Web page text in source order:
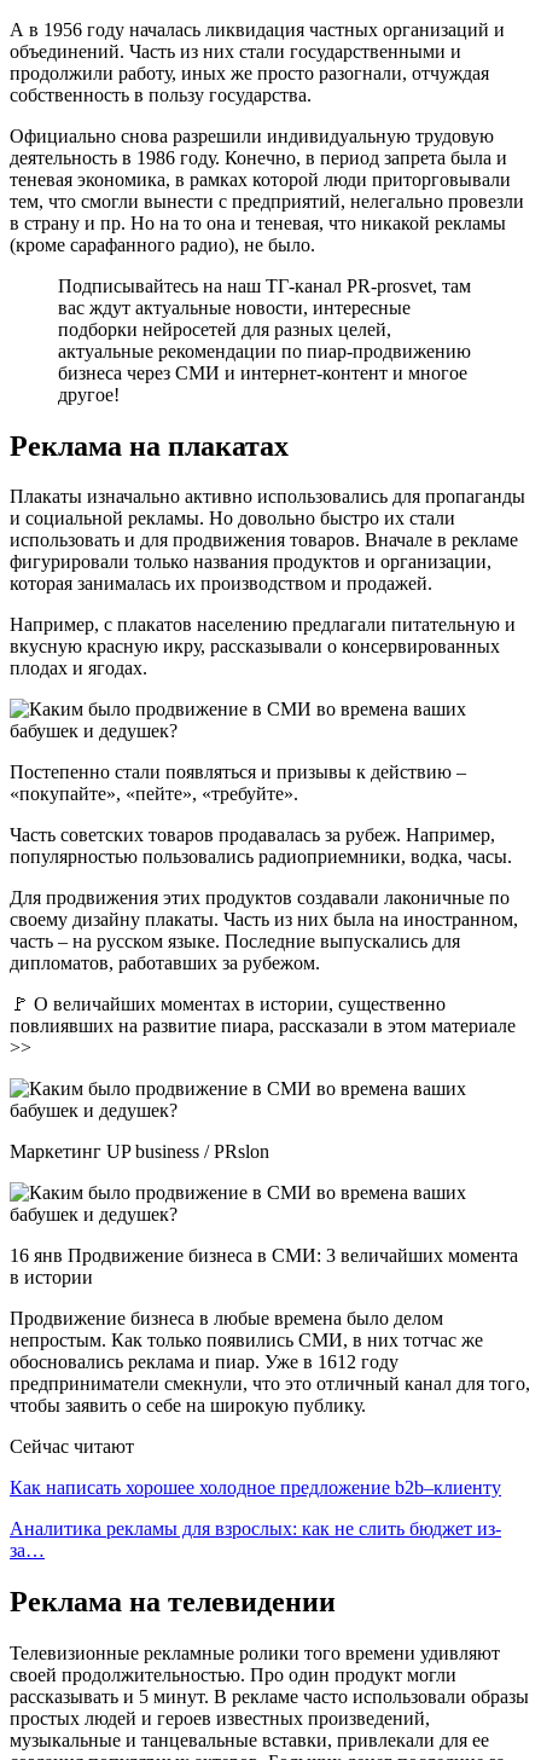
А в 1956 году началась ликвидация частных организаций и
объединений. Часть из них стали государственными и
продолжили работу, иных же просто разогнали, отчуждая
собственность в пользу государства.
Официально снова разрешили индивидуальную трудовую
деятельность в 1986 году. Конечно, в период запрета была и
теневая экономика, в рамках которой люди приторговывали
тем, что смогли вынести с предприятий, нелегально провезли
в страну и пр. Но на то она и теневая, что никакой рекламы
(кроме сарафанного радио), не было.
Подписывайтесь на наш ТГ-канал PR-prosvet, там
вас ждут актуальные новости, интересные
подборки нейросетей для разных целей,
актуальные рекомендации по пиар-продвижению
бизнеса через СМИ и интернет-контент и многое
другое!
Реклама на плакатах
Плакаты изначально активно использовались для пропаганды
и социальной рекламы. Но довольно быстро их стали
использовать и для продвижения товаров. Вначале в рекламе
фигурировали только названия продуктов и организации,
которая занималась их производством и продажей.
Например, с плакатов населению предлагали питательную и
вкусную красную икру, рассказывали о консервированных
плодах и ягодах.
Постепенно стали появляться и призывы к действию –
«покупайте», «пейте», «требуйте».
Часть советских товаров продавалась за рубеж. Например,
популярностью пользовались радиоприемники, водка, часы.
Для продвижения этих продуктов создавали лаконичные по
своему дизайну плакаты. Часть из них была на иностранном,
часть – на русском языке. Последние выпускались для
дипломатов, работавших за рубежом.
🚩 О величайших моментах в истории, существенно
повлиявших на развитие пиара, рассказали в этом материале
>>
Маркетинг UP business / PRslon
16 янв Продвижение бизнеса в СМИ: 3 величайших момента
в истории
Продвижение бизнеса в любые времена было делом
непростым. Как только появились СМИ, в них тотчас же
обосновались реклама и пиар. Уже в 1612 году
предприниматели смекнули, что это отличный канал для того,
чтобы заявить о себе на широкую публику.
Сейчас читают
Как написать хорошее холодное предложение b2b–клиенту
Аналитика рекламы для взрослых: как не слить бюджет из-
за…
Реклама на телевидении
Телевизионные рекламные ролики того времени удивляют
своей продолжительностью. Про один продукт могли
рассказывать и 5 минут. В рекламе часто использовали образы
простых людей и героев известных произведений,
музыкальные и танцевальные вставки, привлекали для ее